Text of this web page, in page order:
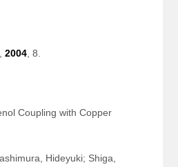
,2004 , 8.
Coupling with Copper
Hideyuki; Shiga,